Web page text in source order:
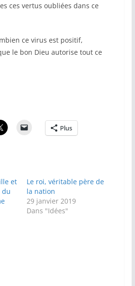
ces vertus oubliées dans ce
ce virus est positif,
le bon Dieu autorise tout ce
Plus
et
du
Le roi, véritable père de
la nation
29 janvier 2019
Dans "Idées"